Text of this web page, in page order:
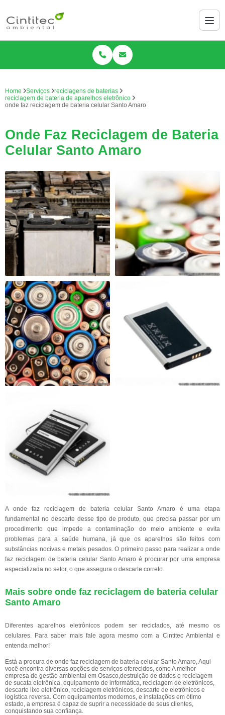
Home Serviços
reciclagens de baterias
reciclagem de bateria de aparelhos eletrônico
onde faz reciclagem de bateria celular Santo Amaro
Onde Faz Reciclagem de Bateria
Celular Santo Amaro
A onde faz reciclagem de bateria celular Santo Amaro é uma etapa
fundamental no descarte desse tipo de produto, que precisa passar por um
procedimento que impede a contaminação do meio ambiente e evita
problemas para a saúde humana, já que os aparelhos são feitos com
substâncias nocivas e metais pesados. O primeiro passo para realizar a onde
faz reciclagem de bateria celular Santo Amaro é procurar por uma empresa
especializada no setor, o que assegura o descarte correto.
Mais sobre onde faz reciclagem de bateria celular
Santo Amaro
Diferentes aparelhos eletrônicos podem ser reciclados, até mesmo os
celulares. Para saber mais fale agora mesmo com a Cintitec Ambiental e
entenda melhor!
Está a procura de onde faz reciclagem de bateria celular Santo Amaro, Aqui
você encontra diversas opções de serviços oferecidos, como A melhor
empresa de gestão ambiental em Osasco,destruição de dados e reciclagem
de sucata eletrônica, equipamento de informática, reciclagem de eletrônicos,
descarte lixo eletrônico, reciclagem eletrônicos, descarte de eletrônicos e
logística reversa. Com equipamentos modernos, e instalações em ótimo
estado, a empresa é capaz de suprir a necessidade de seus clientes,
conquistando sua confiança.